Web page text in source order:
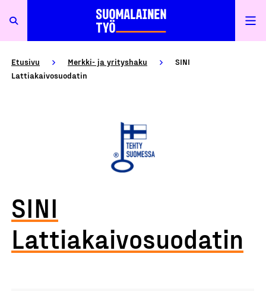
Etusivu Merkki- ja yrityshaku
SINI
Lattiakaivosuodatin
SINI
Lattiakaivosuodatin